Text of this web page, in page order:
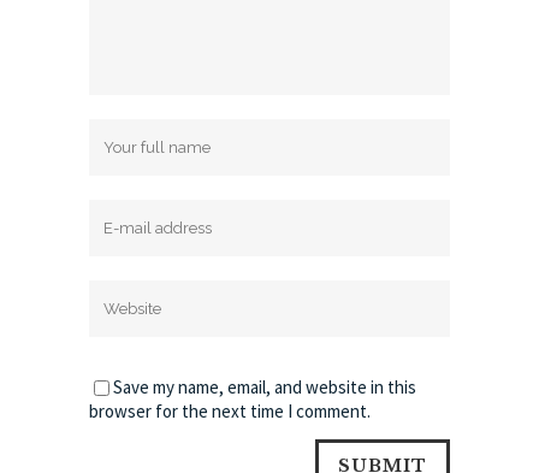
Save my name, email, and website in this
browser for the next time I comment.